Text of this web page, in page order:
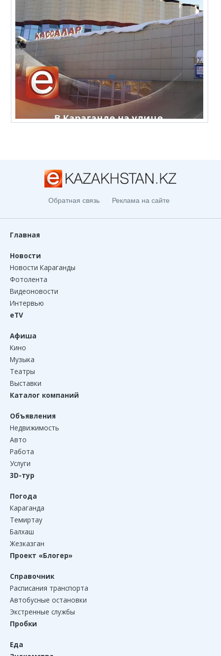
Обратная связь Реклама на сайте
Главная
Новости
Новости Караганды
Фотолента
Видеоновости
Интервью
eTV
Афиша
Кино
Музыка
Театры
Выставки
Каталог компаний
Объявления
Недвижимость
Авто
Работа
Услуги
3D-тур
Погода
Караганда
Темиртау
Балхаш
Жезказган
Проект «Блогер»
Справочник
Расписания транспорта
Автобусные остановки
Экстренные службы
Пробки
Еда